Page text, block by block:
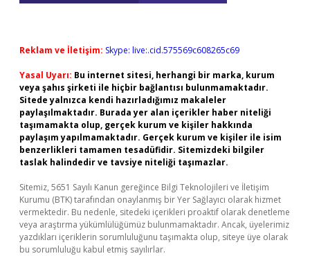
Reklam ve İletişim: Skype: live:.cid.575569c608265c69
Yasal Uyarı: Bu internet sitesi, herhangi bir marka, kurum
veya şahıs şirketi ile hiçbir bağlantısı bulunmamaktadır.
Sitede yalnızca kendi hazırladığımız makaleler
paylaşılmaktadır. Burada yer alan içerikler haber niteliği
taşımamakta olup, gerçek kurum ve kişiler hakkında
paylaşım yapılmamaktadır. Gerçek kurum ve kişiler ile isim
benzerlikleri tamamen tesadüfidir. Sitemizdeki bilgiler
taslak halindedir ve tavsiye niteliği taşımazlar.
Sitemiz, 5651 Sayılı Kanun gereğince Bilgi Teknolojileri ve İletişim
Kurumu (BTK) tarafından onaylanmış bir Yer Sağlayıcı olarak hizmet
vermektedir. Bu nedenle, sitedeki içerikleri proaktif olarak denetleme
veya araştırma yükümlülüğümüz bulunmamaktadır. Ancak, üyelerimiz
yazdıkları içeriklerin sorumluluğunu taşımakta olup, siteye üye olarak
bu sorumluluğu kabul etmiş sayılırlar.